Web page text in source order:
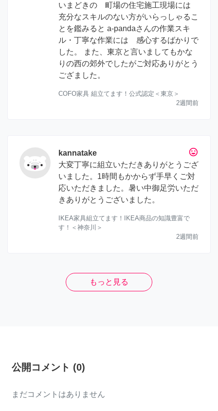
いまどきの 町場の住宅施工現場には
充分なスキルのない方がいらっしゃるこ
とを鑑みると a-pandaさんの作業スキ
ル・丁寧な作業には 感心するばかりで
した。 また、東京と言いましてもかな
りの西の郊外でしたがご対応ありがとう
ござました。
COFO家具 組立てます！公式認定＜東京＞
2週間前
tag_faces
kannatake
大変丁寧に組立いただきありがとうござ
いました。1時間もかからず手早くご対
応いただきました。暑い中御足労いただ
きありがとうございました。
IKEA家具組立てます！IKEA商品の知識豊富で
す！＜神奈川＞
2週間前
もっと見る
公開コメント (0)
まだコメントはありません